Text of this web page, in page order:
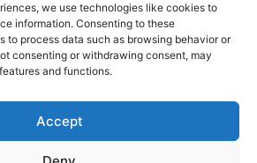
we use technologies like cookies to
information. Consenting to these
to process data such as browsing behavior or
consenting or withdrawing consent, may
and functions.
Accept
aan den Rijn